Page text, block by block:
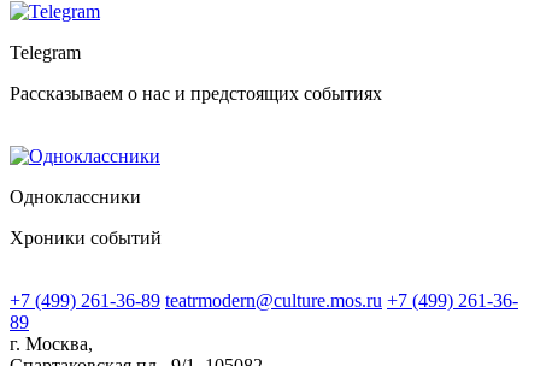
Telegram
Рассказываем о нас и предстоящих событиях
Одноклассники
Хроники событий
+7 (499) 261-36-89 teatrmodern@culture.mos.ru +7 (499) 261-36-
89
г. Москва,